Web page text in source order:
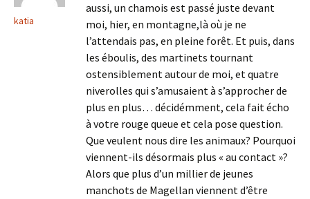
katia
aussi, un chamois est passé juste devant
moi, hier, en montagne,là où je ne
l’attendais pas, en pleine forêt. Et puis, dans
les éboulis, des martinets tournant
ostensiblement autour de moi, et quatre
niverolles qui s’amusaient à s’approcher de
plus en plus… décidémment, cela fait écho
à votre rouge queue et cela pose question.
Que veulent nous dire les animaux? Pourquoi
viennent-ils désormais plus « au contact »?
Alors que plus d’un millier de jeunes
manchots de Magellan viennent d’être